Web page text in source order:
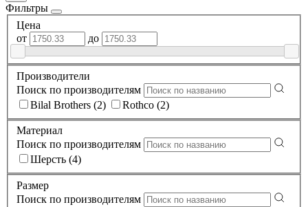
Фильтры
Цена
от
до
Производители
Поиск по производителям
Bilal Brothers (2)
Rothco (2)
Материал
Поиск по производителям
Шерсть (4)
Размер
Поиск по производителям